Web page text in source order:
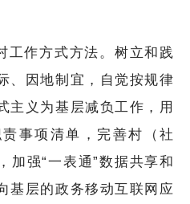
工作方式方法。树立和践
、因地制宜，自觉按规律
主义为基层减负工作，用
事项清单，完善村（社
加强“一表通”数据共享和
基层的政务移动互联网应